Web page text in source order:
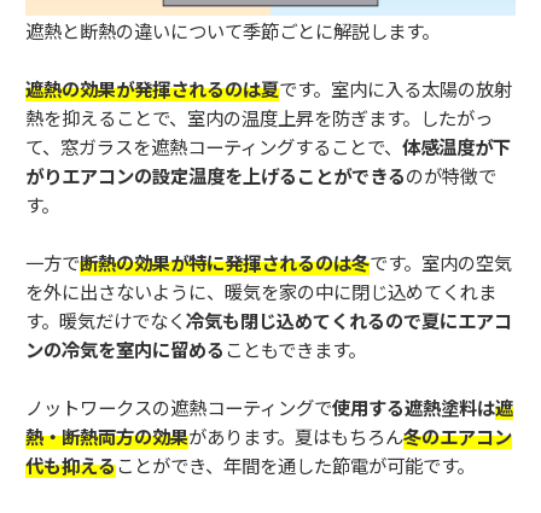
遮熱と断熱の違いについて季節ごとに解説します。
遮熱の効果が発揮されるのは夏です。室内に入る太陽の放射
熱を抑えることで、室内の温度上昇を防ぎます。したがっ
て、窓ガラスを遮熱コーティングすることで、 体感温度が下
がりエアコンの設定温度を上げることができるのが特徴で
す。
一方で断熱の効果が特に発揮されるのは冬です。室内の空気
を外に出さないように、暖気を家の中に閉じ込めてくれま
す。暖気だけでなく冷気も閉じ込めてくれるので夏にエアコ
ンの冷気を室内に留める こともできます。
ノットワークスの遮熱コーティングで使用する遮熱塗料は遮
熱・断熱両方の効果があります。夏はもちろん冬のエアコン
代も抑えることができ、年間を通した節電が可能です。